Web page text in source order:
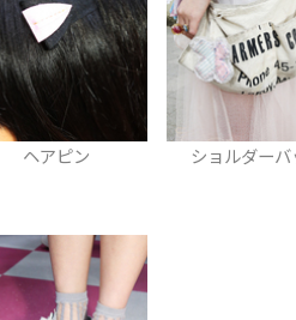
ショルダーバッグ ブラウス